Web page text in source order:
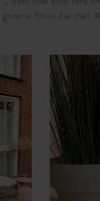
groene foto's die met